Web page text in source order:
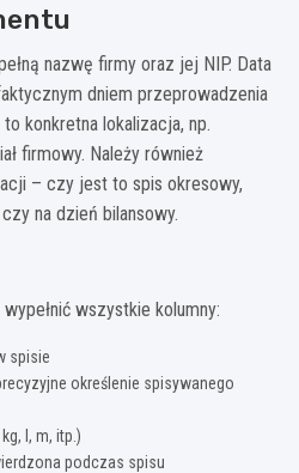
nazwę firmy oraz jej NIP. Data
dniem przeprowadzenia
konkretna lokalizacja, np.
firmowy. Należy również
– czy jest to spis okresowy,
na dzień bilansowy.
wszystkie kolumny:
spisie
określenie spisywanego
l, m, itp.)
podczas spisu